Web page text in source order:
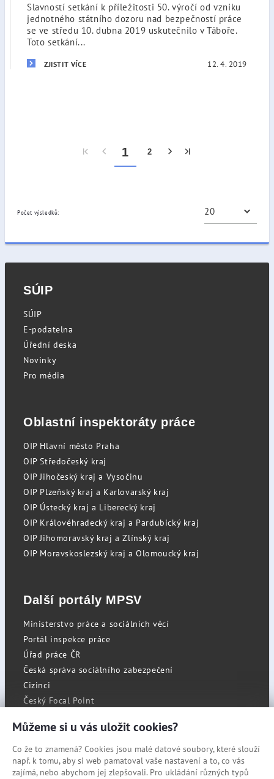
Slavností setkání k příležitosti 50. výročí od vzniku
jednotného státního dozoru nad bezpečností práce
se ve středu 10. dubna 2019 uskutečnilo v Táboře.
Toto setkání...
ZJISTIT VÍCE 12. 4. 2019
1 2
Počet výsledků:
SÚIP
SÚIP
E-podatelna
Úřední deska
Novinky
Pro média
Oblastní inspektoráty práce
OIP Hlavní město Praha
OIP Středočeský kraj
OIP Jihočeský kraj a Vysočinu
OIP Plzeňský kraj a Karlovarský kraj
OIP Ústecký kraj a Liberecký kraj
OIP Královéhradecký kraj a Pardubický kraj
OIP Jihomoravský kraj a Zlínský kraj
OIP Moravskoslezský kraj a Olomoucký kraj
Další portály MPSV
Ministerstvo práce a sociálních věcí
Portál inspekce práce
Úřad práce ČR
Česká správa sociálního zabezpečení
Cizinci
Český Focal Point
RSS
Cookies
Můžeme si u vás uložit cookies?
Co že to znamená? Cookies jsou malé datové soubory, které slouží
např. k tomu, aby si web pamatoval vaše nastavení a to, co vás
zajímá, nebo abychom jej zlepšovali. Pro ukládání různých typů